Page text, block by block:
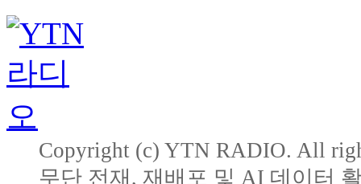
Copyright (c) YTN RADIO. All
무단 전재, 재배포 및 AI 데이터